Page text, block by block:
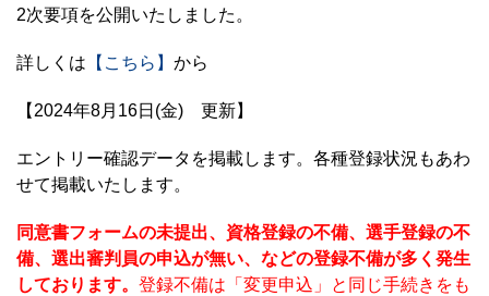
2次要項を公開いたしました。
詳しくは 【こちら】 から
【2024年8月16日(金) 更新】
エントリー確認データを掲載します。各種登録状況もあわ
せて掲載いたします。
同意書フォームの未提出、資格登録の不備、選手登録の不
備、選出審判員の申込が無い、などの登録不備が多く発生
しております。 登録不備は「変更申込」と同じ手続きをも